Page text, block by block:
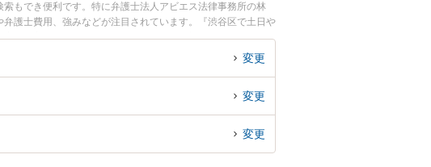
もでき便利です。特に弁護士法人アビエス法律事務所の林
護士費用、強みなどが注目されています。『渋谷区で土日や
績豊富な近くの弁護士を検索したい』『初回相談無料で奨学
変更
変更
変更